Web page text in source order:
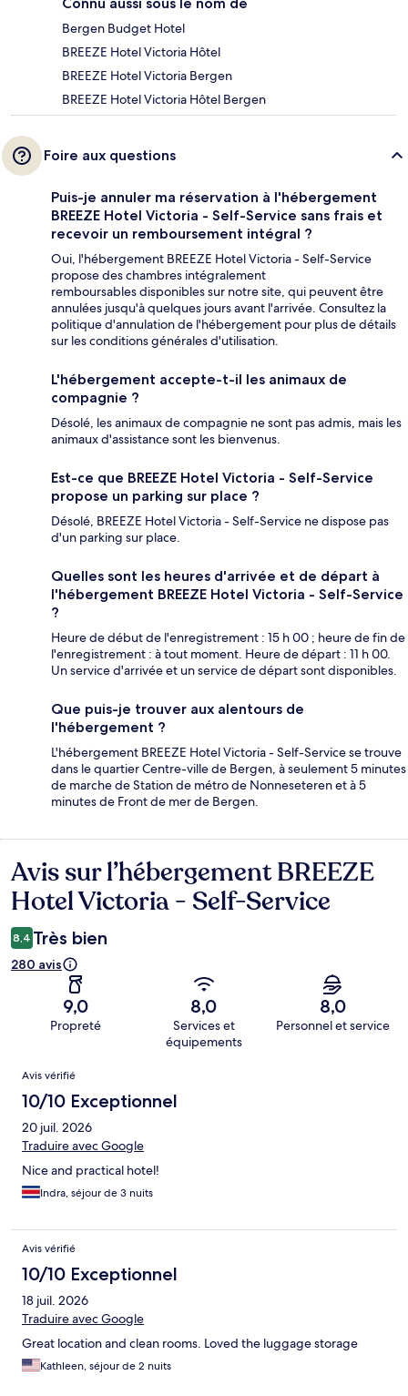
Bergen Budget Hotel
BREEZE Hotel Victoria Hôtel
BREEZE Hotel Victoria Bergen
BREEZE Hotel Victoria Hôtel Bergen
Foire aux questions
Puis-je annuler ma réservation à l'hébergement
BREEZE Hotel Victoria - Self-Service sans frais et
recevoir un remboursement intégral ?
Oui, l'hébergement BREEZE Hotel Victoria - Self-Service
propose des chambres intégralement
remboursables disponibles sur notre site, qui peuvent être
annulées jusqu'à quelques jours avant l'arrivée. Consultez la
politique d'annulation de l'hébergement pour plus de détails
sur les conditions générales d'utilisation.
L'hébergement accepte-t-il les animaux de
compagnie ?
Désolé, les animaux de compagnie ne sont pas admis, mais les
animaux d'assistance sont les bienvenus.
Est-ce que BREEZE Hotel Victoria - Self-Service
propose un parking sur place ?
Désolé, BREEZE Hotel Victoria - Self-Service ne dispose pas
d'un parking sur place.
Quelles sont les heures d'arrivée et de départ à
l'hébergement BREEZE Hotel Victoria - Self-Service
?
Heure de début de l'enregistrement : 15 h 00 ; heure de fin de
l'enregistrement : à tout moment. Heure de départ : 11 h 00.
Un service d'arrivée et un service de départ sont disponibles.
Que puis-je trouver aux alentours de
l'hébergement ?
L'hébergement BREEZE Hotel Victoria - Self-Service se trouve
dans le quartier Centre-ville de Bergen, à seulement 5 minutes
de marche de Station de métro de Nonneseteren et à 5
minutes de Front de mer de Bergen.
Avis
Avis sur l’hébergement BREEZE
Hotel Victoria - Self-Service
8,4 Très bien
280 avis
9,0
Propreté
8,0
Services et
équipements
8,0
Personnel et service
Avis
Avis vérifié
10/10 Exceptionnel
20 juil. 2026
Traduire avec Google
Nice and practical hotel!
Indra, séjour de 3 nuits
Avis vérifié
10/10 Exceptionnel
18 juil. 2026
Traduire avec Google
Great location and clean rooms. Loved the luggage storage
Kathleen, séjour de 2 nuits